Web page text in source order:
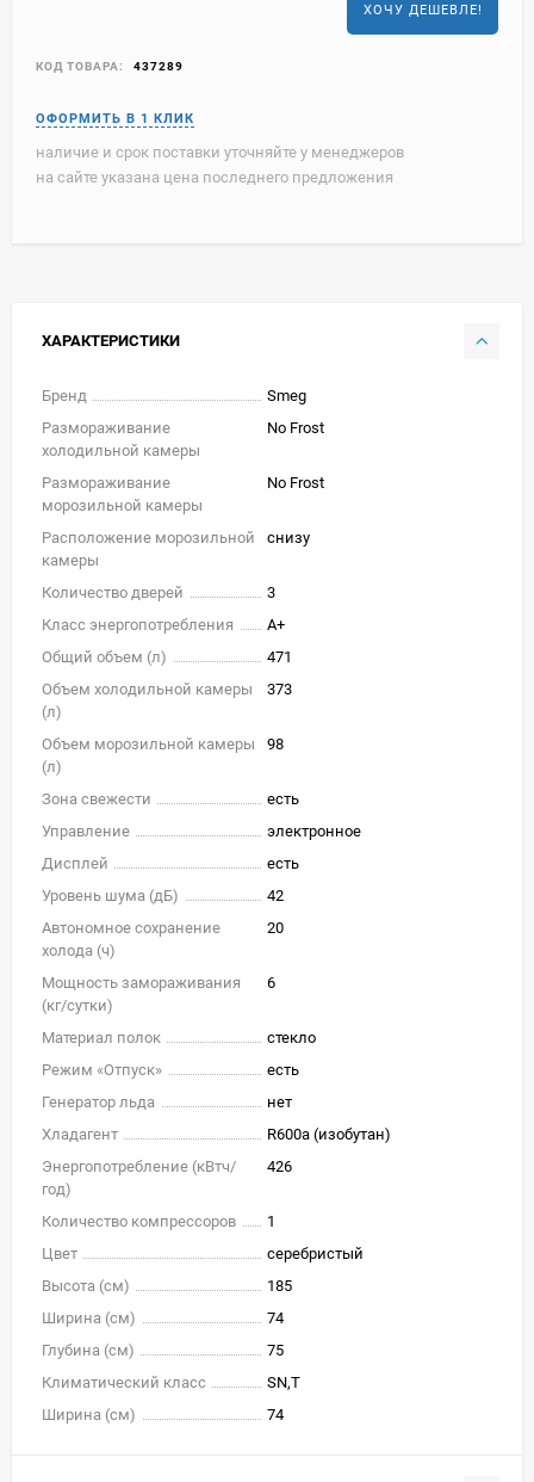
ХОЧУ ДЕШЕВЛЕ!
КОД ТОВАРА: 437289
наличие и срок поставки уточняйте у менеджеров
на сайте указана цена последнего предложения
ХАРАКТЕРИСТИКИ
Бренд
Smeg
Размораживание
холодильной камеры
No Frost
Размораживание
морозильной камеры
No Frost
Расположение морозильной
камеры
снизу
Количество дверей
3
Класс энергопотребления
A+
Общий объем (л)
471
Объем холодильной камеры
(л)
373
Объем морозильной камеры
(л)
98
Зона свежести
есть
Управление
электронное
Дисплей
есть
Уровень шума (дБ)
42
Автономное сохранение
холода (ч)
20
Мощность замораживания
(кг/cутки)
6
Материал полок
стекло
Режим «Отпуск»
есть
Генератор льда
нет
Хладагент
R600a (изобутан)
Энергопотребление (кВтч/
год)
426
Количество компрессоров
1
Цвет
серебристый
Высота (см)
185
Ширина (см)
74
Глубина (см)
75
Климатический класс
SN,T
Ширина (см)
74